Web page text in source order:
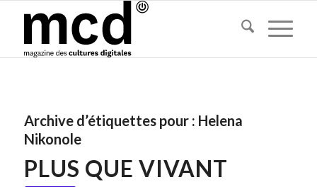
Archive d’étiquettes pour : Helena
Nikonole
PLUS QUE VIVANT